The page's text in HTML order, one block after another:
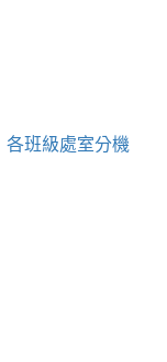
各班級處室分機